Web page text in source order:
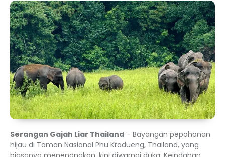
Serangan Gajah Liar Thailand – Bayangan pepohonan
hijau di Taman Nasional Phu Kradueng, Thailand, yang